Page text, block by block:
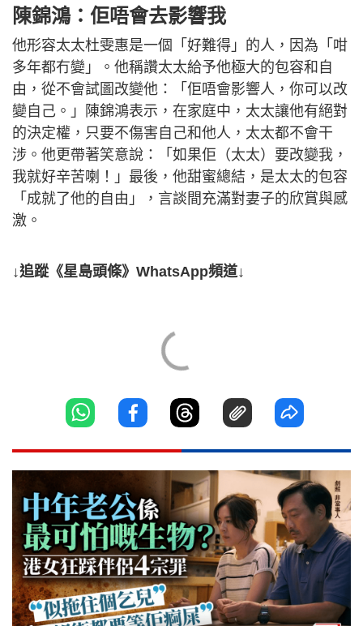
陳錦鴻：佢唔會去影響我
他形容太太杜雯惠是一個「好難得」的人，因為「咁
多年都冇變」。他稱讚太太給予他極大的包容和自
由，從不會試圖改變他：「佢唔會影響人，你可以改
變自己。」陳錦鴻表示，在家庭中，太太讓他有絕對
的決定權，只要不傷害自己和他人，太太都不會干
涉。他更帶著笑意說：「如果佢（太太）要改變我，
我就好辛苦喇！」最後，他甜蜜總結，是太太的包容
「成就了他的自由」，言談間充滿對妻子的欣賞與感
激。
↓追蹤《星島頭條》WhatsApp頻道↓